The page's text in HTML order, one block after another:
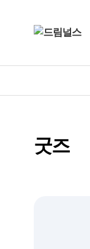
굿즈